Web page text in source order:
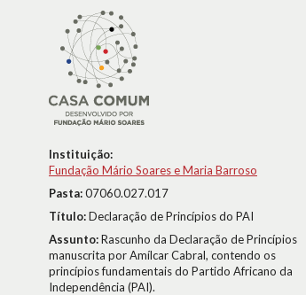
Instituição:
Fundação Mário Soares e Maria Barroso
Pasta:07060.027.017
Título:Declaração de Princípios do PAI
Assunto:Rascunho da Declaração de Princípios
manuscrita por Amílcar Cabral, contendo os
princípios fundamentais do Partido Africano da
Independência (PAI).